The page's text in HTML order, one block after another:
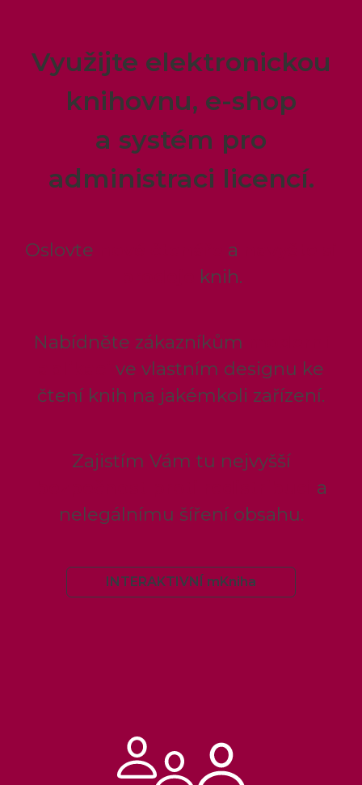
Využijte elektronickou
knihovnu, e-shop
a systém pro
administraci licencí.
Oslovte a
knih.
Nabídněte zákazníkům
ve vlastním designu ke
čtení knih na jakémkoli zařízení.
Zajistím Vám tu nejvyšší
a
nelegálnímu šíření obsahu.
INTERAKTIVNÍ mKniha